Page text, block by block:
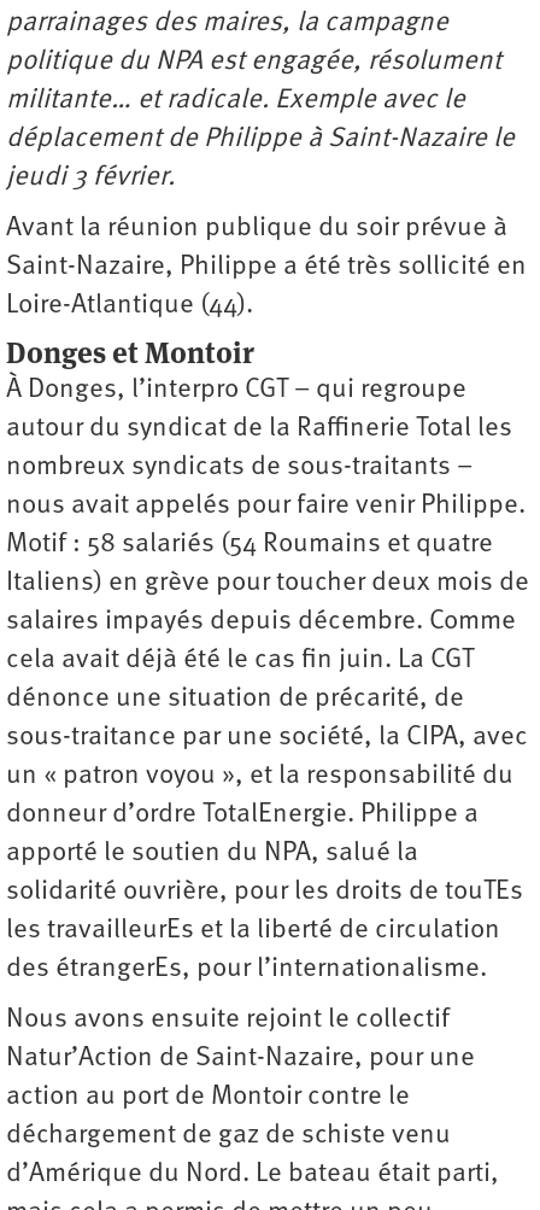
parrainages des maires, la campagne
politique du NPA est engagée, résolument
militante… et radicale. Exemple avec le
déplacement de Philippe à Saint-Nazaire le
jeudi 3 février.
Avant la réunion publique du soir prévue à
Saint-Nazaire, Philippe a été très sollicité en
Loire-Atlantique (44).
Donges et Montoir
À Donges, l’interpro CGT – qui regroupe
autour du syndicat de la Raffinerie Total les
nombreux syndicats de sous-traitants –
nous avait appelés pour faire venir Philippe.
Motif : 58 salariés (54 Roumains et quatre
Italiens) en grève pour toucher deux mois de
salaires impayés depuis décembre. Comme
cela avait déjà été le cas fin juin. La CGT
dénonce une situation de précarité, de
sous-traitance par une société, la CIPA, avec
un « patron voyou », et la responsabilité du
donneur d’ordre TotalEnergie. Philippe a
apporté le soutien du NPA, salué la
solidarité ouvrière, pour les droits de touTEs
les travailleurEs et la liberté de circulation
des étrangerEs, pour l’internationalisme.
Nous avons ensuite rejoint le collectif
Natur’Action de Saint-Nazaire, pour une
action au port de Montoir contre le
déchargement de gaz de schiste venu
d’Amérique du Nord. Le bateau était parti,